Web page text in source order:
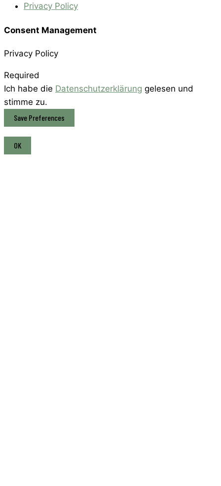
Privacy Policy
Consent Management
Privacy Policy
Required
Ich habe die Datenschutzerklärung gelesen und
stimme zu.
OK